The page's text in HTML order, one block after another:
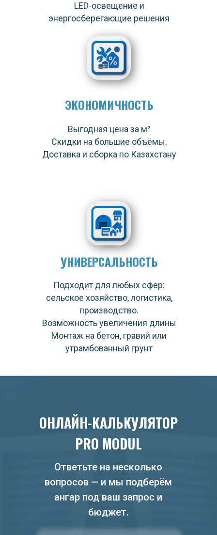
Выгодная цена за м²
Скидки на большие объёмы.
Доставка и сборка по Казахстану
ЭКОНОМИЧНОСТЬ
УНИВЕРСАЛЬНОСТЬ
Подходит для любых сфер:
сельское хозяйство, логистика,
производство.
Возможность увеличения длины
Монтаж на бетон, гравий или
утрамбованный грунт
LED-освещение и
энергосберегающие решения
ОНЛАЙН-КАЛЬКУЛЯТОР
PRO MODUL
Ответьте на несколько
вопросов — и мы подберём
ангар под ваш запрос и
бюджет.